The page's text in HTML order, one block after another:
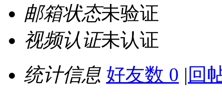
邮箱状态未验证
视频认证未认证
统计信息 好友数 0 | 回